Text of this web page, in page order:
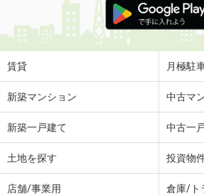
賃貸 月極駐
新築マンション 中古マ
新築一戸建て 中古一
土地を探す 投資物
店舗/事業用 倉庫/ト